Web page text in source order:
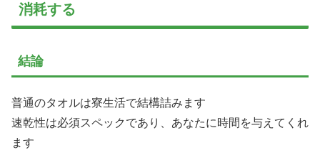
消耗する
結論
普通のタオルは寮生活で結構詰みます
速乾性は必須スペックであり、あなたに時間を与えてくれ
ます